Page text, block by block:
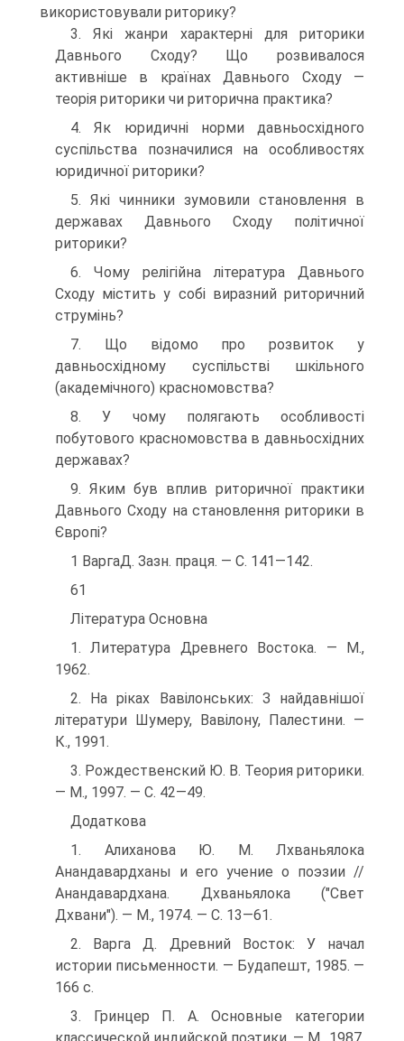
використовували риторику?
3. Які жанри характерні для риторики
Давнього Сходу? Що розвивалося
активніше в країнах Давнього Сходу —
теорія риторики чи риторична практика?
4. Як юридичні норми давньосхідного
суспільства позначилися на особливостях
юридичної риторики?
5. Які чинники зумовили становлення в
державах Давнього Сходу політичної
риторики?
6. Чому релігійна література Давнього
Сходу містить у собі виразний риторичний
струмінь?
7. Що відомо про розвиток у
давньосхідному суспільстві шкільного
(академічного) красномовства?
8. У чому полягають особливості
побутового красномовства в давньосхідних
державах?
9. Яким був вплив риторичної практики
Давнього Сходу на становлення риторики в
Європі?
1 ВаргаД. Зазн. праця. — С. 141—142.
61
Література Основна
1. Литература Древнего Востока. — М.,
1962.
2. На ріках Вавілонських: З найдавнішої
літератури Шумеру, Вавілону, Палестини. —
К., 1991.
3. Рождественский Ю. В. Теория риторики.
— М., 1997. — С. 42—49.
Додаткова
1. Алиханова Ю. М. Лхваньялока
Анандавардханы и его учение о поэзии //
Анандавардхана. Дхваньялока ("Свет
Дхвани"). — М., 1974. — С. 13—61.
2. Варга Д. Древний Восток: У начал
истории письменности. — Будапешт, 1985. —
166 с.
3. Гринцер П. А. Основные категории